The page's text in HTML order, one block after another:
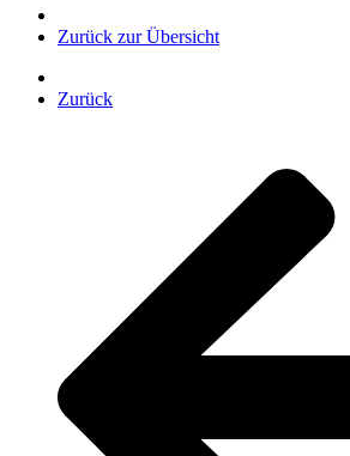
Zurück zur Übersicht
Zurück